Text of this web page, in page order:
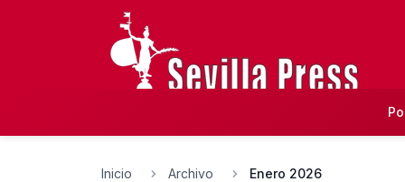
Inicio Archivo Enero 2026